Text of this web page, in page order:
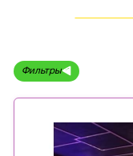
Фильтры